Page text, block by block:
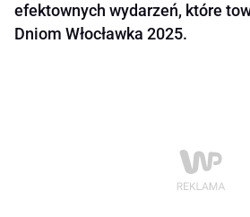
efektownych wydarzeń, które
Dniom Włocławka 2025.